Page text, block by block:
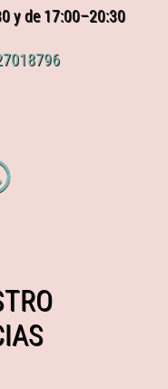
y de 17:00–20:30